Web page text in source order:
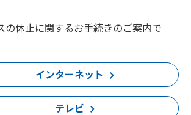
の休止に関するお手続きのご案内で
インターネット
テレビ